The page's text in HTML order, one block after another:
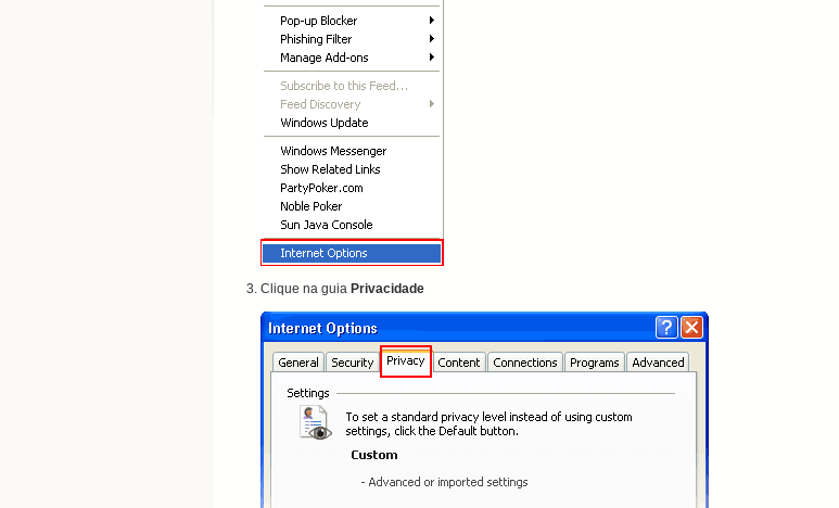
Clique na guia Privacidade